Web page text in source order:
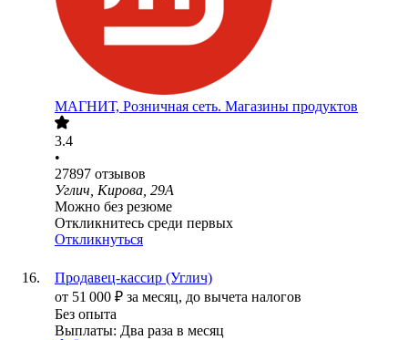
МАГНИТ, Розничная сеть. Магазины продуктов
3.4
•
27897 отзывов
Углич, Кирова, 29А
Можно без резюме
Откликнитесь среди первых
Откликнуться
Продавец-кассир (Углич)
от 51 000 ₽ за месяц, до вычета налогов
Без опыта
Выплаты: Два раза в месяц